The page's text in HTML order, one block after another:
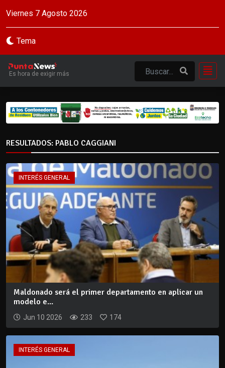
Viernes 7 Agosto 2026
Tema
Es hora de exigir más
RESULTADOS: PABLO CAGGIANI
INTERÉS GENERAL
Maldonado será el primer departamento en aplicar un
modelo e...
Jun 10 2026 233 174
INTERÉS GENERAL